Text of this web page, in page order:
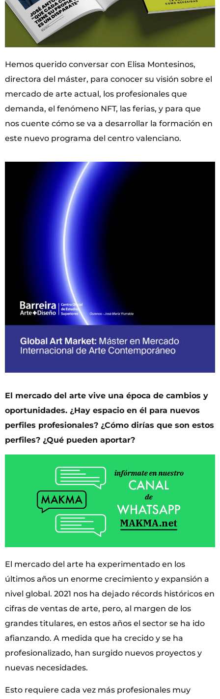
Hemos querido conversar con Elisa Montesinos,
directora del máster, para conocer su visión sobre el
mercado de arte actual, los profesionales que
demanda, el fenómeno NFT, las ferias, y para que
nos cuente cómo se va a desarrollar la formación en
este nuevo programa del centro valenciano.
El mercado del arte vive una época de cambios y
oportunidades. ¿Hay espacio en él para nuevos
perfiles profesionales? ¿Cómo dirías que son estos
perfiles? ¿Qué pueden aportar?
El mercado del arte ha experimentado en los
últimos años un enorme crecimiento y expansión a
nivel global. 2021 nos ha dejado récords históricos en
cifras de ventas de arte, pero, al margen de los
grandes titulares, en estos años el sector se ha ido
afianzando. A medida que ha crecido y se ha
profesionalizado, han surgido nuevos proyectos y
nuevas necesidades.
Esto requiere cada vez más profesionales muy